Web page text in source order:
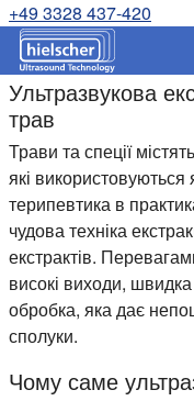
+49 3328 437-420
Ультразвукова
трав
Трави та спеції
які використовуються
терипевтика в
чудова техніка
екстрактів.
високі виходи,
обробка, яка дає
сполуки.
Чому саме